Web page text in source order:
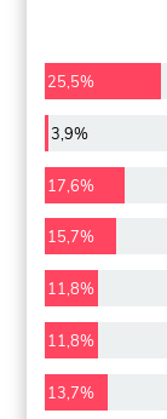
25,5%
3,9%
17,6%
15,7%
11,8%
11,8%
13,7%